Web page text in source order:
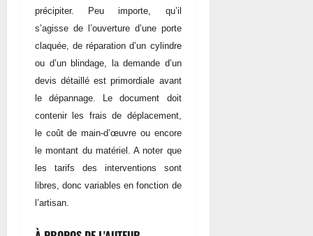
précipiter. Peu importe, qu’il
s’agisse de l’ouverture d’une porte
claquée, de réparation d’un cylindre
ou d’un blindage, la demande d’un
devis détaillé est primordiale avant
le dépannage. Le document doit
contenir les frais de déplacement,
le coût de main-d’œuvre ou encore
le montant du matériel. A noter que
les tarifs des interventions sont
libres, donc variables en fonction de
l’artisan.